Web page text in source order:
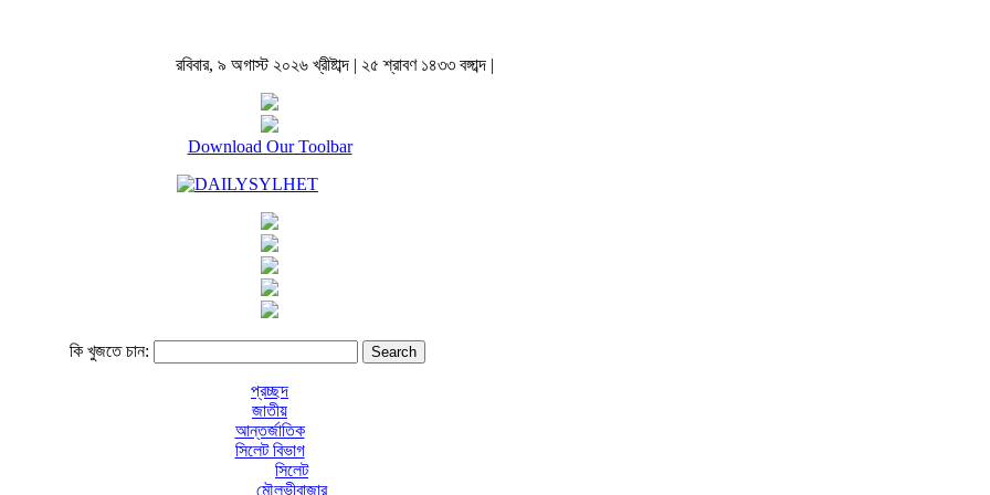
রবিবার, ৯ অগাস্ট ২০২৬ খ্রীষ্টাব্দ | ২৫ শ্রাবণ ১৪৩৩ বঙ্গাব্দ |
Download Our Toolbar
কি খুজতে চান:
প্রচ্ছদ
জাতীয়
আন্তর্জাতিক
সিলেট বিভাগ
সিলেট
মৌলভীবাজার